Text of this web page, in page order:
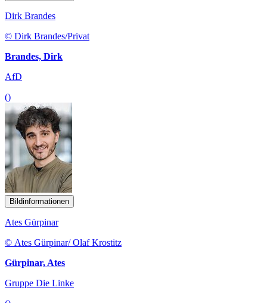
Dirk Brandes
© Dirk Brandes/Privat
Brandes, Dirk
AfD
()
Bildinformationen
Ates Gürpinar
© Ates Gürpinar/ Olaf Krostitz
Gürpinar, Ates
Gruppe Die Linke